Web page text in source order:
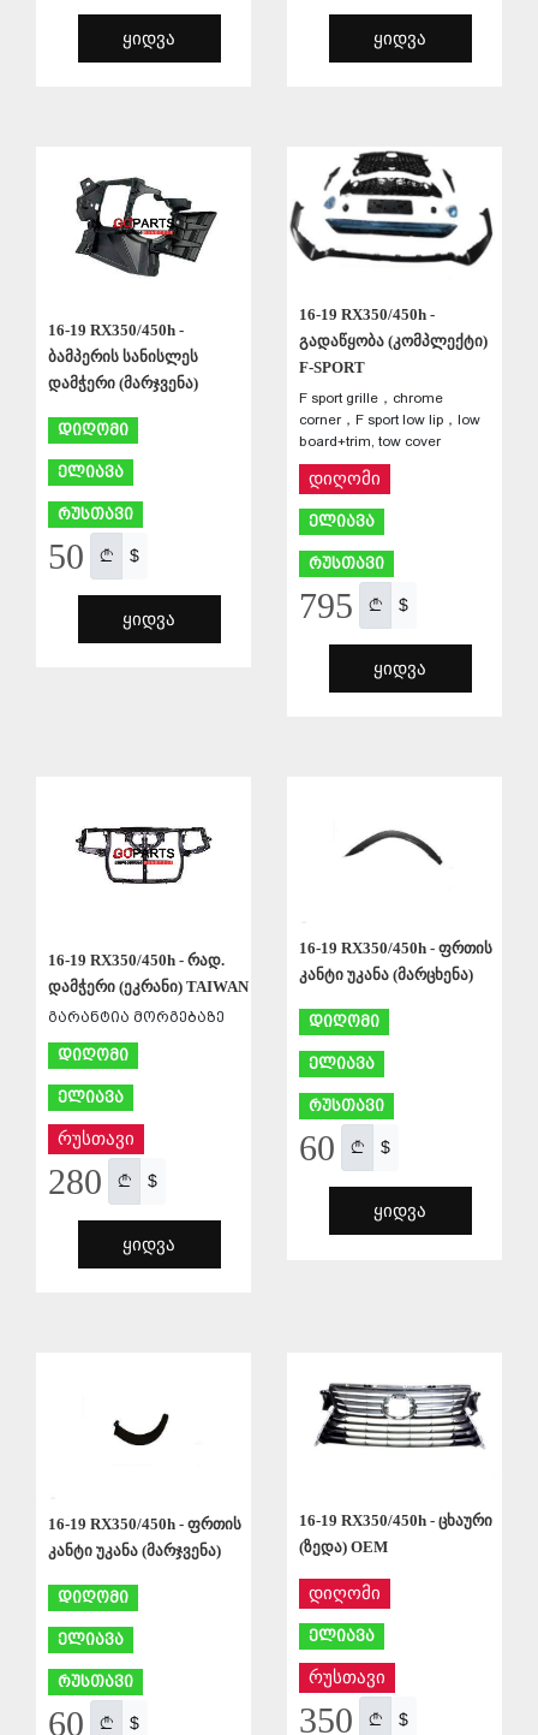
ᲧᲘᲓᲕᲐ ᲧᲘᲓᲕᲐ
ᲨᲔᲜᲐᲮᲕᲐ
16-19 RX350/450h -
ბამპერის სანისლეს
დამჭერი (მარჯვენა)
დიღომი
ელიავა
რუსთავი
50 $
ᲧᲘᲓᲕᲐ
16-19 RX350/450h -
გადაწყობა (კომპლექტი)
F-SPORT
F sport grille，chrome
corner，F sport low lip，low
board+trim, tow cover
დიღომი
ელიავა
რუსთავი
795 $
ᲧᲘᲓᲕᲐ
16-19 RX350/450h - რად.
დამჭერი (ეკრანი) TAIWAN
გარანტია მორგებაზე
დიღომი
ელიავა
რუსთავი
280 $
ᲧᲘᲓᲕᲐ
16-19 RX350/450h - ფრთის
კანტი უკანა (მარცხენა)
დიღომი
ელიავა
რუსთავი
60 $
ᲧᲘᲓᲕᲐ
16-19 RX350/450h - ფრთის
კანტი უკანა (მარჯვენა)
დიღომი
ელიავა
რუსთავი
60 $
16-19 RX350/450h - ცხაური
(ზედა) OEM
დიღომი
ელიავა
რუსთავი
350 $